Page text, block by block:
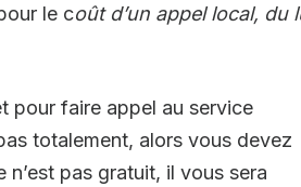
le coût d’un appel local, du
pour faire appel au service
totalement, alors vous devez
n’est pas gratuit, il vous sera